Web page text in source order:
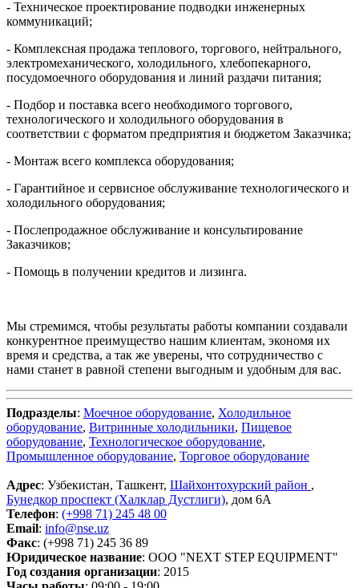
- Техническое проектирование подводки инженерных
коммуникаций;
- Комплексная продажа теплового, торгового, нейтрального,
электромеханического, холодильного, хлебопекарного,
посудомоечного оборудования и линий раздачи питания;
- Подбор и поставка всего необходимого торгового,
технологического и холодильного оборудования в
соответствии с форматом предприятия и бюджетом Заказчика;
- Монтаж всего комплекса оборудования;
- Гарантийное и сервисное обслуживание технологического и
холодильного оборудования;
- Послепродажное обслуживание и консультирование
Заказчиков;
- Помощь в получении кредитов и лизинга.
Мы стремимся, чтобы результаты работы компании создавали
конкурентное преимущество нашим клиентам, экономя их
время и средства, а так же уверены, что сотрудничество с
нами станет в равной степени выгодным и удобным для вас.
Подразделы: Моечное оборудование, Холодильное
оборудование, Витринные холодильники, Пищевое
оборудование, Технологическое оборудование,
Промышленное оборудование, Торговое оборудование
Адрес: Узбекистан, Ташкент, Шайхонтохурский район ,
Бунедкор проспект (Халклар Дустлиги), дом 6А
Телефон: (+998 71) 245 48 00
Email: info@nse.uz
Факс: (+998 71) 245 36 89
Юридическое название: OOO "NEXT STEP EQUIPMENT"
Год создания организации: 2015